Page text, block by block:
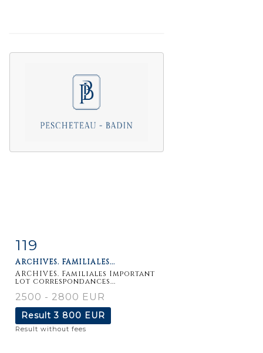
Item detail
119
ARCHIVES. FAMILIALES...
ARCHIVES. Familiales Important
lot correspondances...
2500 - 2800 EUR
Result3 800 EUR
Result without fees